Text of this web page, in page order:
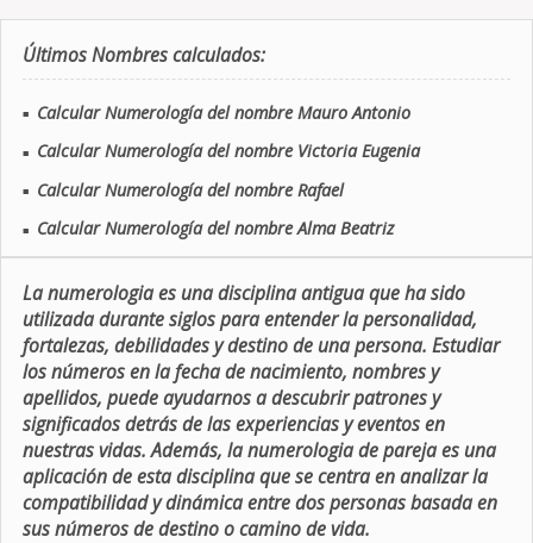
Últimos Nombres calculados:
■ Calcular Numerología del nombre Mauro Antonio
■ Calcular Numerología del nombre Victoria Eugenia
■ Calcular Numerología del nombre Rafael
■ Calcular Numerología del nombre Alma Beatriz
La numerologia es una disciplina antigua que ha sido
utilizada durante siglos para entender la personalidad,
fortalezas, debilidades y destino de una persona. Estudiar
los números en la fecha de nacimiento, nombres y
apellidos, puede ayudarnos a descubrir patrones y
significados detrás de las experiencias y eventos en
nuestras vidas. Además, la numerologia de pareja es una
aplicación de esta disciplina que se centra en analizar la
compatibilidad y dinámica entre dos personas basada en
sus números de destino o camino de vida.